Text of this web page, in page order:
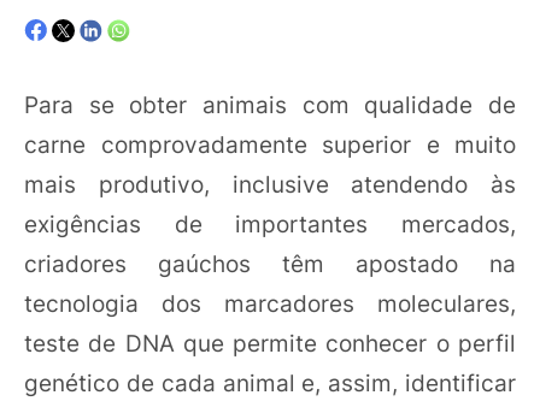
Para se obter animais com qualidade de
carne comprovadamente superior e muito
mais produtivo, inclusive atendendo às
exigências de importantes mercados,
criadores gaúchos têm apostado na
tecnologia dos marcadores moleculares,
teste de DNA que permite conhecer o perfil
genético de cada animal e, assim, identificar